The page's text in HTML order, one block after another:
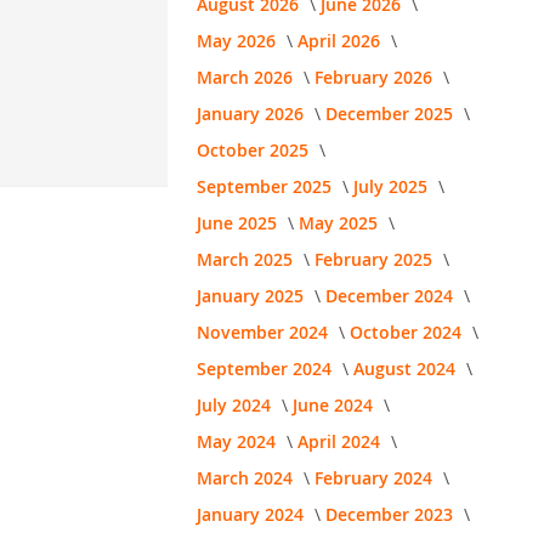
August 2026
June 2026
May 2026
April 2026
March 2026
February 2026
January 2026
December 2025
October 2025
September 2025
July 2025
June 2025
May 2025
March 2025
February 2025
January 2025
December 2024
November 2024
October 2024
September 2024
August 2024
July 2024
June 2024
May 2024
April 2024
March 2024
February 2024
January 2024
December 2023